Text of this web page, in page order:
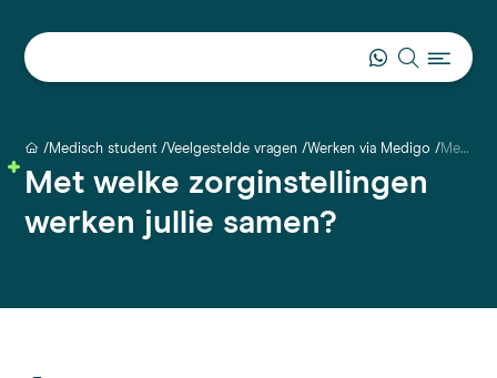
Medisch student Veelgestelde vragen Werken via Medigo Met welke zorginstellingen werken jullie samen?
Met welke zorginstellingen
werken jullie samen?